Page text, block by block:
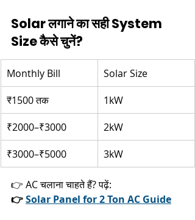
Solar लगाने का सही System
Size कैसे चुनें?
Monthly Bill
Solar Size
₹1500 तक
1kW
₹2000–₹3000
2kW
₹3000–₹5000
3kW
👉 AC चलाना चाहते हैं? पढ़ें:
👉 Solar Panel for 2 Ton AC Guide